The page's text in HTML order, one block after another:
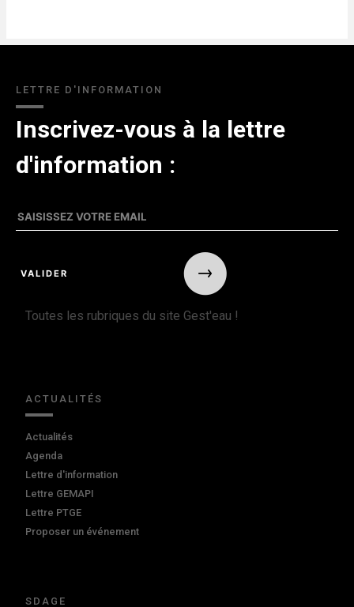
LETTRE D'INFORMATION
Inscrivez-vous à la lettre
d'information :
Toutes les rubriques du site Gest'eau !
ACTUALITÉS
Actualités
Agenda
Lettre d'information
Lettre GEMAPI
Lettre PTGE
Proposer un événement
SDAGE